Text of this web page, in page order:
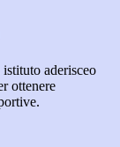
aderisceo
ottenere